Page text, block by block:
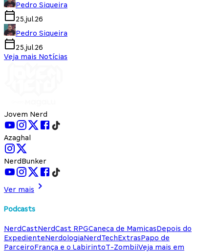
Pedro Siqueira
25.jul.26
Pedro Siqueira
25.jul.26
Veja mais Notícias
Jovem Nerd
Azaghal
NerdBunker
Ver mais
Podcasts
NerdCastNerdCast RPGCaneca de MamicasDepois do
ExpedienteNerdologiaNerdTechExtrasPapo de
ParceiroFrança e o LabirintoT-ZombiiVeja mais em